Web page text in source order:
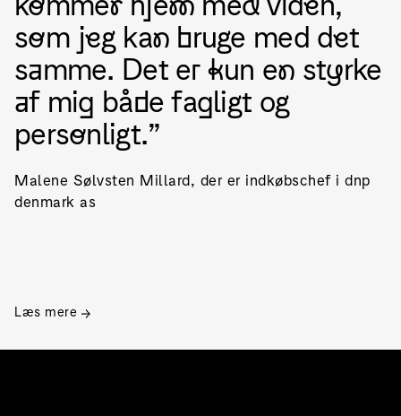
som jeg kan bruge med det
samme. Det er kun en styrke
af mig både fagligt og
personligt.
Malene Sølvsten Millard, der er indkøbschef i dnp
denmark as
Læs mere